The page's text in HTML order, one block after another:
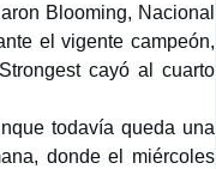
Blooming, Nacional
el vigente campeón,
cayó al cuarto
todavía queda una
donde el miércoles